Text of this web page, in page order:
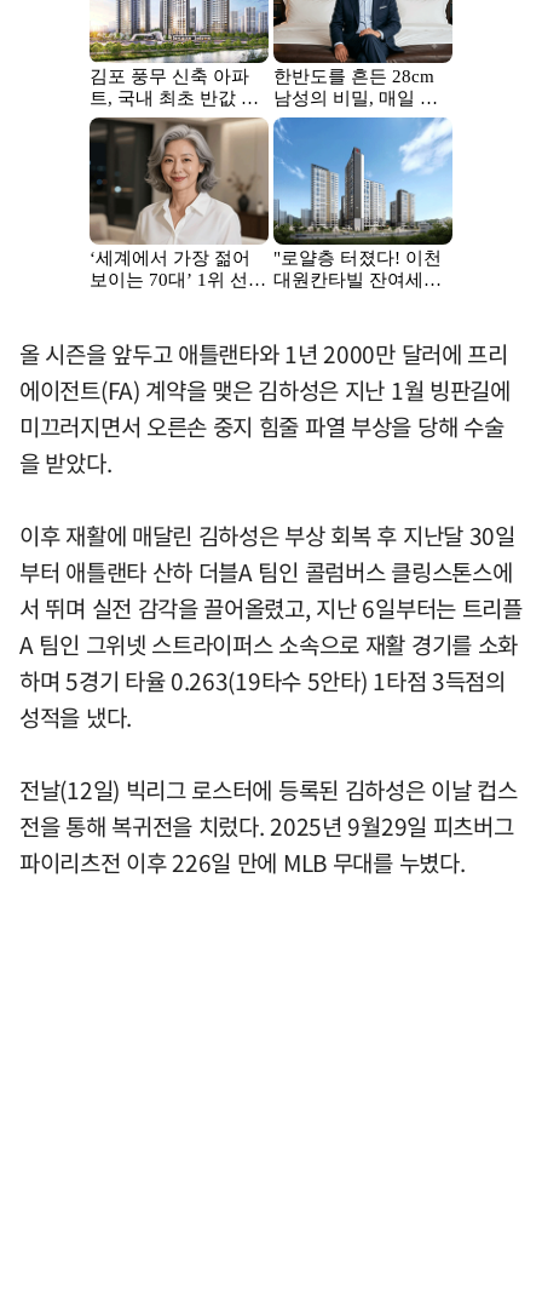
올 시즌을 앞두고 애틀랜타와 1년 2000만 달러에 프리
에이전트(FA) 계약을 맺은 김하성은 지난 1월 빙판길에
미끄러지면서 오른손 중지 힘줄 파열 부상을 당해 수술
을 받았다.
이후 재활에 매달린 김하성은 부상 회복 후 지난달 30일
부터 애틀랜타 산하 더블A 팀인 콜럼버스 클링스톤스에
서 뛰며 실전 감각을 끌어올렸고, 지난 6일부터는 트리플
A 팀인 그위넷 스트라이퍼스 소속으로 재활 경기를 소화
하며 5경기 타율 0.263(19타수 5안타) 1타점 3득점의
성적을 냈다.
전날(12일) 빅리그 로스터에 등록된 김하성은 이날 컵스
전을 통해 복귀전을 치렀다. 2025년 9월29일 피츠버그
파이리츠전 이후 226일 만에 MLB 무대를 누볐다.